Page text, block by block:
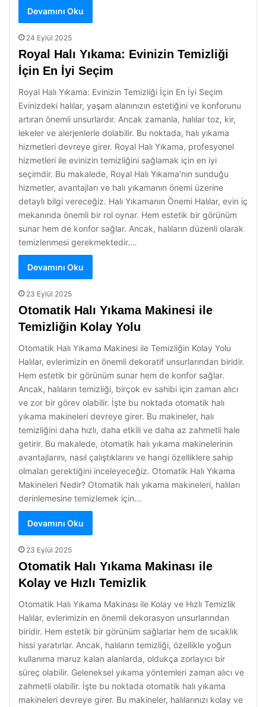
Devamını Oku
24 Eylül 2025
Royal Halı Yıkama: Evinizin Temizliği
İçin En İyi Seçim
Royal Halı Yıkama: Evinizin Temizliği İçin En İyi Seçim
Evinizdeki halılar, yaşam alanınızın estetiğini ve konforunu
artıran önemli unsurlardır. Ancak zamanla, halılar toz, kir,
lekeler ve alerjenlerle dolabilir. Bu noktada, halı yıkama
hizmetleri devreye girer. Royal Halı Yıkama, profesyonel
hizmetleri ile evinizin temizliğini sağlamak için en iyi
seçimdir. Bu makalede, Royal Halı Yıkama’nın sunduğu
hizmetler, avantajları ve halı yıkamanın önemi üzerine
detaylı bilgi vereceğiz. Halı Yıkamanın Önemi Halılar, evin iç
mekanında önemli bir rol oynar. Hem estetik bir görünüm
sunar hem de konfor sağlar. Ancak, halıların düzenli olarak
temizlenmesi gerekmektedir.…
Devamını Oku
23 Eylül 2025
Otomatik Halı Yıkama Makinesi ile
Temizliğin Kolay Yolu
Otomatik Halı Yıkama Makinesi ile Temizliğin Kolay Yolu
Halılar, evlerimizin en önemli dekoratif unsurlarından biridir.
Hem estetik bir görünüm sunar hem de konfor sağlar.
Ancak, halıların temizliği, birçok ev sahibi için zaman alıcı
ve zor bir görev olabilir. İşte bu noktada otomatik halı
yıkama makineleri devreye girer. Bu makineler, halı
temizliğini daha hızlı, daha etkili ve daha az zahmetli hale
getirir. Bu makalede, otomatik halı yıkama makinelerinin
avantajlarını, nasıl çalıştıklarını ve hangi özelliklere sahip
olmaları gerektiğini inceleyeceğiz. Otomatik Halı Yıkama
Makineleri Nedir? Otomatik halı yıkama makineleri, halıları
derinlemesine temizlemek için…
Devamını Oku
23 Eylül 2025
Otomatik Halı Yıkama Makinası ile
Kolay ve Hızlı Temizlik
Otomatik Halı Yıkama Makinası ile Kolay ve Hızlı Temizlik
Halılar, evlerimizin en önemli dekorasyon unsurlarından
biridir. Hem estetik bir görünüm sağlarlar hem de sıcaklık
hissi yaratırlar. Ancak, halıların temizliği, özellikle yoğun
kullanıma maruz kalan alanlarda, oldukça zorlayıcı bir
süreç olabilir. Geleneksel yıkama yöntemleri zaman alıcı ve
zahmetli olabilir. İşte bu noktada otomatik halı yıkama
makineleri devreye girer. Bu makineler, halılarınızı kolay ve